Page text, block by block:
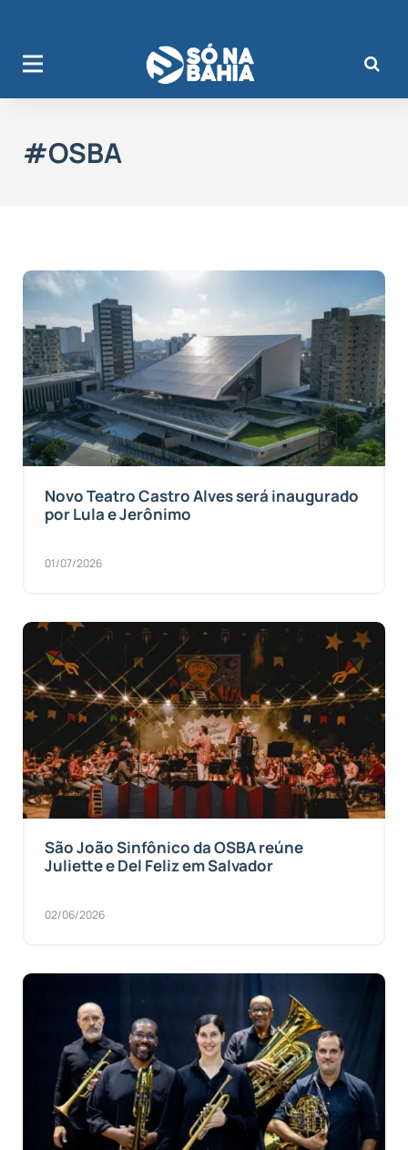
#OSBA
Novo Teatro Castro Alves será inaugurado
por Lula e Jerônimo
01/07/2026
São João Sinfônico da OSBA reúne
Juliette e Del Feliz em Salvador
02/06/2026